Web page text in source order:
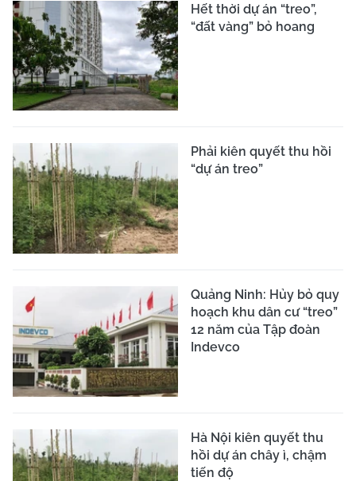
Hết thời dự án “treo”,
“đất vàng” bỏ hoang
Phải kiên quyết thu hồi
“dự án treo”
Quảng Ninh: Hủy bỏ quy
hoạch khu dân cư “treo”
12 năm của Tập đoàn
Indevco
Hà Nội kiên quyết thu
hồi dự án chây ì, chậm
tiến độ